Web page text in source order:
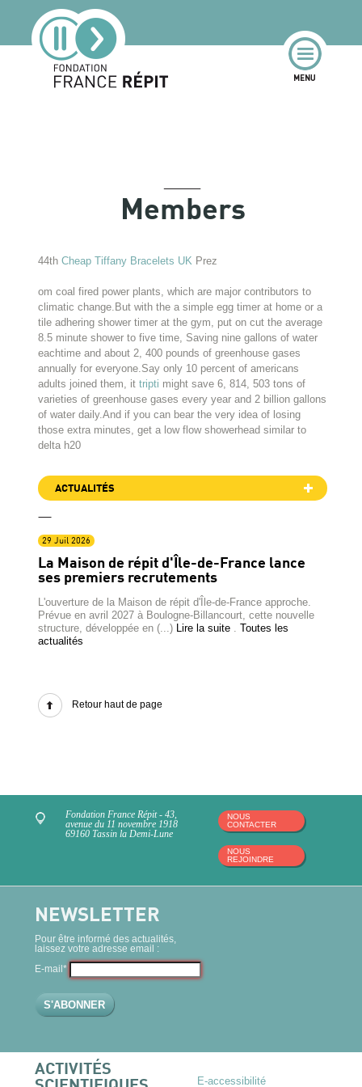
Members
44th Cheap Tiffany Bracelets UK Prez
om coal fired power plants, which are major contributors to
climatic change.But with the a simple egg timer at home or a
tile adhering shower timer at the gym, put on cut the average
8.5 minute shower to five time, Saving nine gallons of water
eachtime and about 2, 400 pounds of greenhouse gases
annually for everyone.Say only 10 percent of americans
adults joined them, it tripti might save 6, 814, 503 tons of
varieties of greenhouse gases every year and 2 billion gallons
of water daily.And if you can bear the very idea of losing
those extra minutes, get a low flow showerhead similar to
delta h20
ACTUALITÉS
29 Juil 2026
La Maison de répit d'Île-de-France lance
ses premiers recrutements
L'ouverture de la Maison de répit d'Île-de-France approche.
Prévue en avril 2027 à Boulogne-Billancourt, cette nouvelle
structure, développée en (...) Lire la suite. Toutes les
actualités
Retour haut de page
Fondation France Répit - 43,
avenue du 11 novembre 1918
69160 Tassin la Demi-Lune
NOUS
CONTACTER
NOUS
REJOINDRE
NEWSLETTER
Pour être informé des actualités,
laissez votre adresse email :
E-mail*
ACTIVITÉS
E-accessibilité